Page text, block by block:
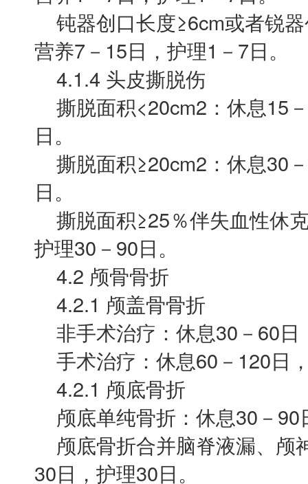
钝器创口长度≥6cm或者锐
营养7－15日，护理1－7日。
4.1.4 头皮撕脱伤
撕脱面积<20cm2：休息15
日。
撕脱面积≥20cm2：休息30
日。
撕脱面积≥25％伴失血性休
护理30－90日。
4.2 颅骨骨折
4.2.1 颅盖骨骨折
非手术治疗：休息30－60日
手术治疗：休息60－120日
4.2.1 颅底骨折
颅底单纯骨折：休息30－90
颅底骨折合并脑脊液漏、颅
30日，护理30日。